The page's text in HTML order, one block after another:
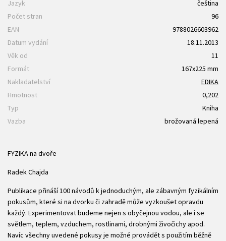
Jazyk
čeština
Počet stran
96
EAN
9788026603962
Datum vydání
18.11.2013
Věk od
11
Formát
167x225 mm
Nakladatelství
EDIKA
Hmotnost
0,202
Typ
Kniha
Vazba
brožovaná lepená
FYZIKA na dvoře
Radek Chajda
Publikace přináší 100 návodů k jednoduchým, ale zábavným fyzikálním
pokusům, které si na dvorku či zahradě může vyzkoušet opravdu
každý. Experimentovat budeme nejen s obyčejnou vodou, ale i se
světlem, teplem, vzduchem, rostlinami, drobnými živočichy apod.
Navíc všechny uvedené pokusy je možné provádět s použitím běžně